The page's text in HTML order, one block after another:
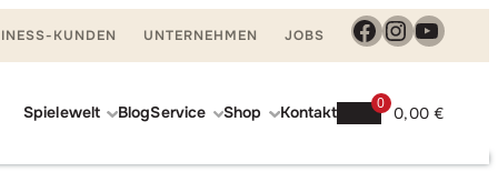
KUNDEN UNTERNEHMEN JOBS Facebook
Spielewelt BlogService Shop Kontakt 0
0,00 €